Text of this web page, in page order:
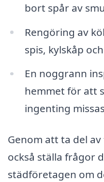
bort spår av
Rengöring av
spis, kylskåp
En noggrann
hemmet för att
ingenting
Genom att ta del
också ställa frågor
städföretagen om